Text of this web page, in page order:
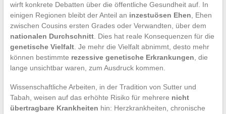
wirft konkrete Debatten über die öffentliche Gesundheit auf. In
einigen Regionen bleibt der Anteil an inzestuösen Ehen , Ehen
zwischen Cousins ersten Grades oder Verwandten, über dem
nationalen Durchschnitt. Dies hat reale Konsequenzen für die
genetische Vielfalt. Je mehr die Vielfalt abnimmt, desto mehr
können bestimmte rezessive genetische Erkrankungen , die
lange unsichtbar waren, zum Ausdruck kommen.
Wissenschaftliche Arbeiten, in der Tradition von Sutter und
Tabah, weisen auf das erhöhte Risiko für mehrere nicht
übertragbare Krankheiten hin: Herzkrankheiten, chronische